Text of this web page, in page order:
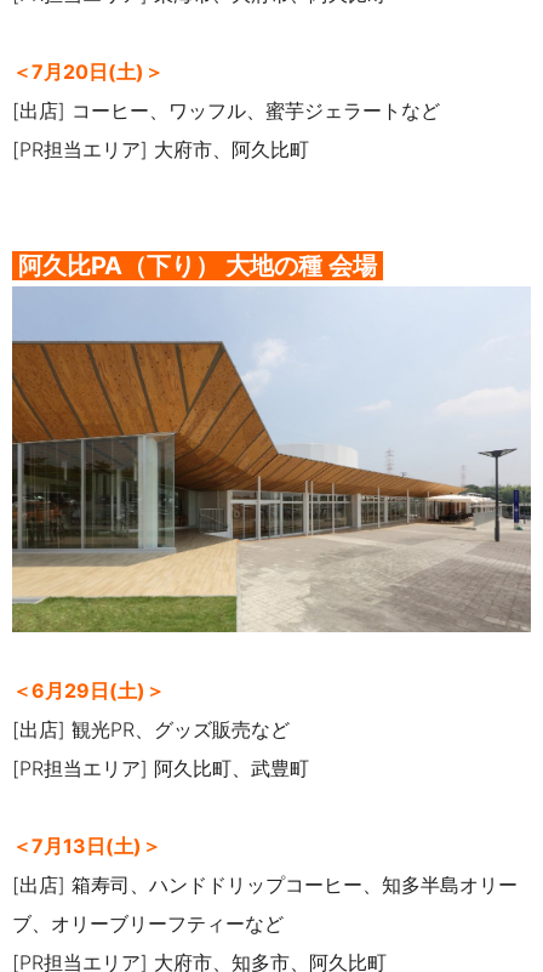
＜7月20日(土)＞
[出店] コーヒー、ワッフル、蜜芋ジェラートなど
[PR担当エリア] 大府市、阿久比町
阿久比PA（下り） 大地の種 会場
＜6月29日(土)＞
[出店] 観光PR、グッズ販売など
[PR担当エリア] 阿久比町、武豊町
＜7月13日(土)＞
[出店] 箱寿司、ハンドドリップコーヒー、知多半島オリー
ブ、オリーブリーフティーなど
[PR担当エリア] 大府市、知多市、阿久比町